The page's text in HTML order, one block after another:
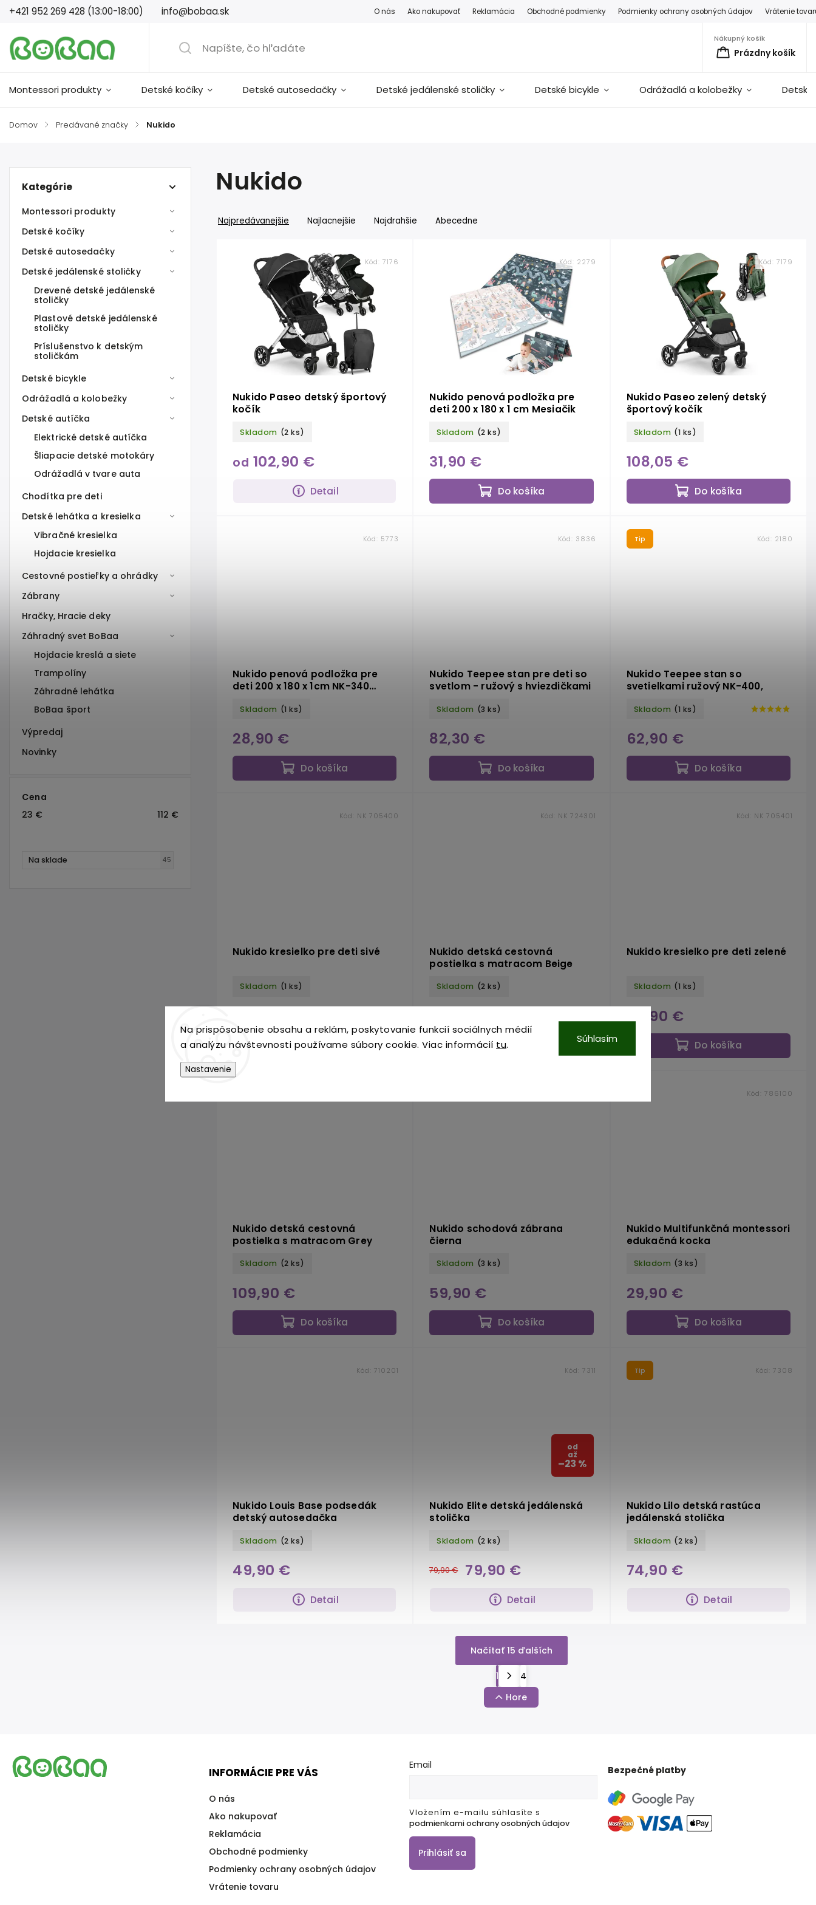
Na prispôsobenie obsahu a reklám, poskytovanie funkcií sociálnych médií
a analýzu návštevnosti používame súbory cookie. Viac informácií tu.
Nastavenie
Súhlasím
+421 952 269 428 (13:00-18:00) info@bobaa.sk O nás Ako nakupovať Reklamácia Obchodné podmienky Podmienky ochrany osobných údajov Vrátenie
Nákupný košík
Prázdny košík
Montessori produkty Detské kočíky Detské autosedačky Detské jedálenské stoličky Detské bicykle Odrážadlá a kolobežky
Domov / Predávané značky / Nukido
Kategórie
Montessori produkty
Detské kočíky
Detské autosedačky
Detské jedálenské stoličky
Drevené detské jedálenské
stoličky
Plastové detské jedálenské
stoličky
Príslušenstvo k detským
stoličkám
Detské bicykle
Odrážadlá a kolobežky
Detské autíčka
Elektrické detské autíčka
Šliapacie detské motokáry
Odrážadlá v tvare auta
Chodítka pre deti
Detské lehátka a kresielka
Vibračné kresielka
Hojdacie kresielka
Cestovné postieľky a ohrádky
Zábrany
Hračky, Hracie deky
Záhradný svet BoBaa
Hojdacie kreslá a siete
Trampolíny
Záhradné lehátka
BoBaa šport
Výpredaj
Novinky
Cena
23 € 112 €
Na sklade 45
Nukido
Najpredávanejšie Najlacnejšie Najdrahšie Abecedne
Nukido Paseo detský športový
kočík
Skladom (2 ks)
od 102,90 €
Detail
Kód:7176
Nukido penová podložka pre
deti 200 x 180 x 1 cm Mesiačik
Skladom (2 ks)
31,90 €
Do košíka
Kód: 2279
Nukido Paseo zelený detský
športový kočík
Skladom (1 ks)
108,05 €
Do košíka
Kód: 7179
Nukido penová podložka pre
deti 200 x 180 x 1cm NK-340
Skladom (1 ks)
28,90 €
Do košíka
Kód: 5773
Nukido Teepee stan pre deti so
svetlom - ružový s hviezdičkami
Skladom (3 ks)
82,30 €
Do košíka
Kód: 3836 Tip
Nukido Teepee stan so
svetielkami ružový NK-400,
Skladom (1 ks)
62,90 €
Do košíka
Kód: 2180
Nukido kresielko pre deti sivé
Skladom (1 ks)
Do košíka
Kód: NK 705400
Nukido detská cestovná
postielka s matracom Beige
Skladom (2 ks)
Do košíka
Kód: NK 724301
Nukido kresielko pre deti zelené
Skladom (1 ks)
59,90 €
Do košíka
Kód: NK 705401
Nukido detská cestovná
postielka s matracom Grey
Skladom (2 ks)
109,90 €
Do košíka
Nukido schodová zábrana
čierna
Skladom (3 ks)
59,90 €
Do košíka
Nukido Multifunkčná montessori
edukačná kocka
Skladom (3 ks)
29,90 €
Do košíka
Kód: 786100
Nukido Louis Base podsedák
detský autosedačka
Skladom (2 ks)
49,90 €
Detail
Kód:710201
od
až
–23 %
Nukido Elite detská jedálenská
stolička
Skladom (2 ks)
79,90 € 79,90 €
Detail
Kód: 7311 Tip
Nukido Lilo detská rastúca
jedálenská stolička
Skladom (2 ks)
74,90 €
Detail
Kód: 7308
Načítať 15 ďalších
1
4
Hore
INFORMÁCIE PRE VÁS
O nás
Ako nakupovať
Reklamácia
Obchodné podmienky
Podmienky ochrany osobných údajov
Vrátenie tovaru
Email
Vložením e-mailu súhlasíte s
podmienkami ochrany osobných údajov
Prihlásiť sa
Bezpečné platby